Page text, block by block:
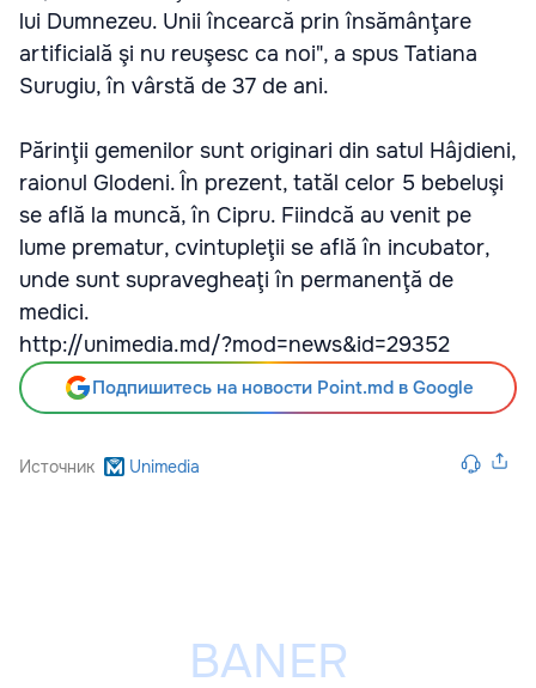
lui Dumnezeu. Unii încearcă prin însămânţare
artificială şi nu reuşesc ca noi", a spus Tatiana
Surugiu, în vârstă de 37 de ani.
Părinţii gemenilor sunt originari din satul Hâjdieni,
raionul Glodeni. În prezent, tatăl celor 5 bebeluşi
se află la muncă, în Cipru. Fiindcă au venit pe
lume prematur, cvintupleţii se află în incubator,
unde sunt supravegheaţi în permanenţă de
medici.
http://unimedia.md/?mod=news&id=29352
Подпишитесь на новости Point.md в Google
Источник Unimedia